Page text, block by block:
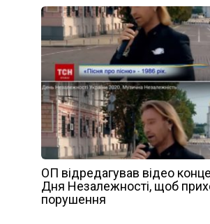
ОП відредагував відео
Дня Незалежності, щоб
порушення